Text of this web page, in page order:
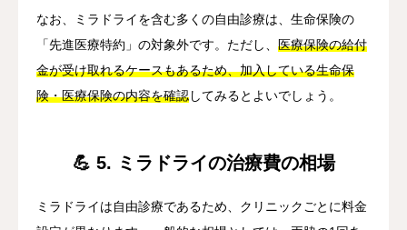
なお、ミラドライを含む多くの自由診療は、生命保険の
「先進医療特約」の対象外です。ただし、 医療保険の給付
金が受け取れるケースもあるため、加入している生命保
険・医療保険の内容を確認してみるとよいでしょう。
💪 5. ミラドライの治療費の相場
ミラドライは自由診療であるため、クリニックごとに料金